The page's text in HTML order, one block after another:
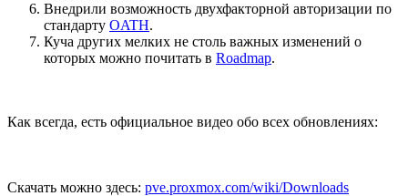
Внедрили возможность двухфакторной авторизации по
стандарту OATH.
Куча других мелких не столь важных изменений о
которых можно почитать в Roadmap.
Как всегда, есть официальное видео обо всех обновлениях:
Скачать можно здесь: pve.proxmox.com/wiki/Downloads